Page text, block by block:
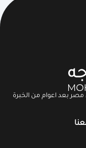
بعد اعوام من الخبرة